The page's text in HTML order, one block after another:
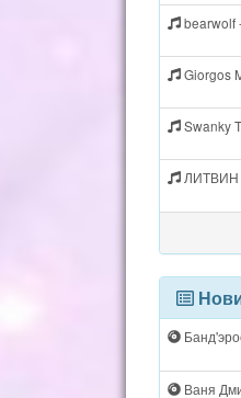
bearwolf
Giorgos
Swanky
ЛИТВИН -
Ваня